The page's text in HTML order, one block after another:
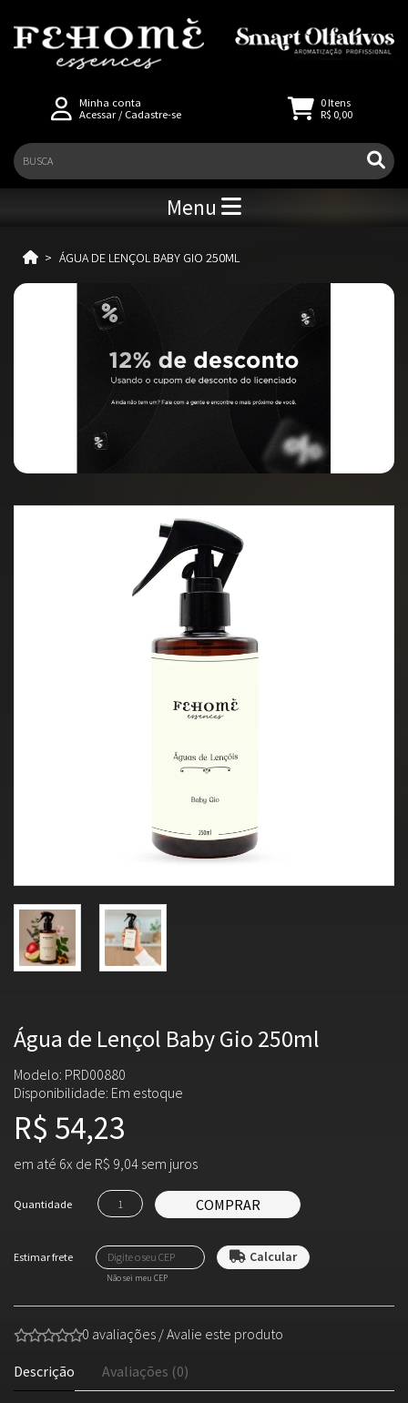
Minha conta
Acessar/ Cadastre-se
0Itens
R$ 0,00
Menu
ÁGUA DE LENÇOL BABY GIO 250ML
Água de Lençol Baby Gio 250ml
Modelo: PRD00880
Disponibilidade: Em estoque
R$ 54,23
em até 6x de R$ 9,04 sem juros
Quantidade COMPRAR
Não sei meu CEP
0 avaliações /Avalie este produto
Descrição Avaliações (0)